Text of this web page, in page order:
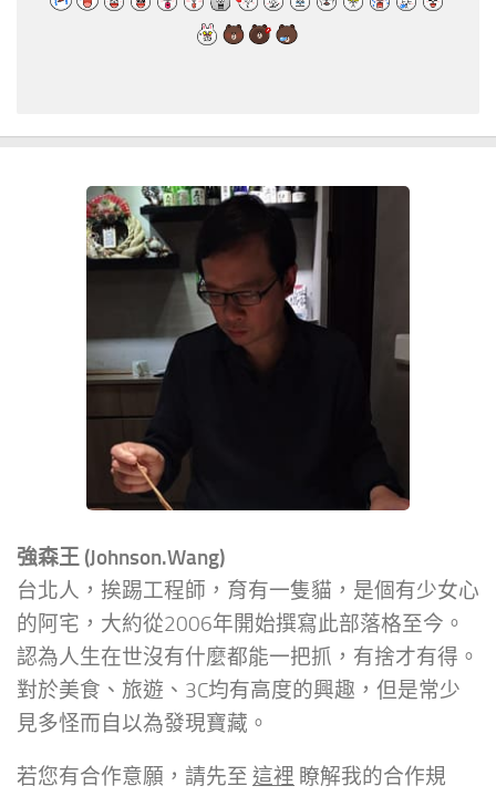
強森王 (Johnson.Wang)
台北人，挨踢工程師，育有一隻貓，是個有少女心
的阿宅，大約從2006年開始撰寫此部落格至今。
認為人生在世沒有什麼都能一把抓，有捨才有得。
對於美食、旅遊、3C均有高度的興趣，但是常少
見多怪而自以為發現寶藏。
若您有合作意願，請先至 這裡 瞭解我的合作規